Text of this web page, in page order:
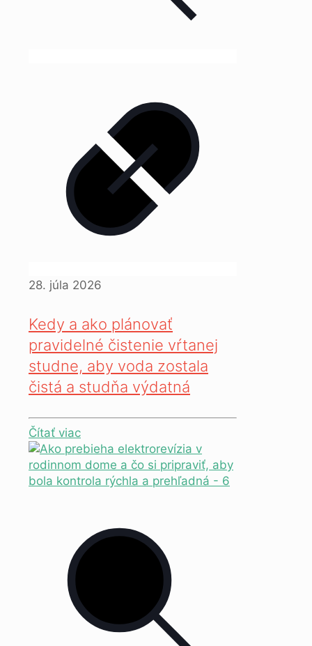
28. júla 2026
Kedy a ako plánovať
pravidelné čistenie vŕtanej
studne, aby voda zostala
čistá a studňa výdatná
Čítať viac